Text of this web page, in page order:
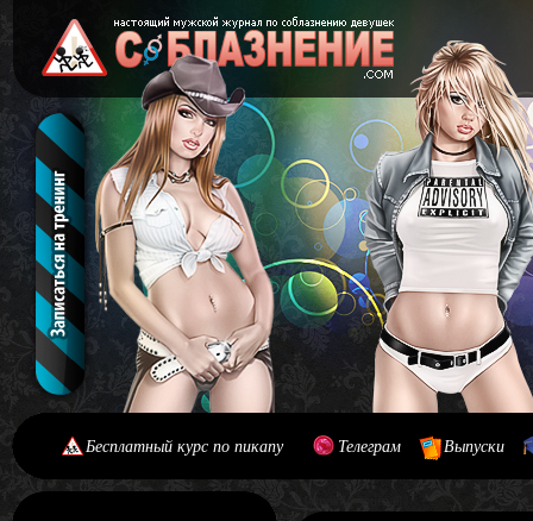
Бесплатный курс по пикапу Телеграм Выпуски